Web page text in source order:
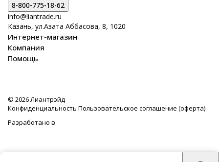
8-800-775-18-62
info@liantrade.ru
Казань, ул.Азата Аббасова, 8, 1020
Интернет-магазин
Компания
Помощь
© 2026 Лиантрэйд
Конфиденциальность Пользовательское соглашение (оферта)
Разработано в